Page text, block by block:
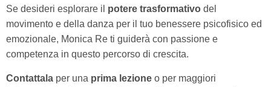
Se desideri esplorare il potere trasformativo del
movimento e della danza per il tuo benessere psicofisico ed
emozionale, Monica Re ti guiderà con passione e
competenza in questo percorso di crescita.
Contattala per una prima lezione o per maggiori